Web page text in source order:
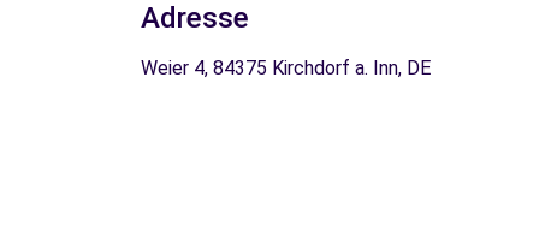
Adresse
Weier 4, 84375 Kirchdorf a. Inn, DE